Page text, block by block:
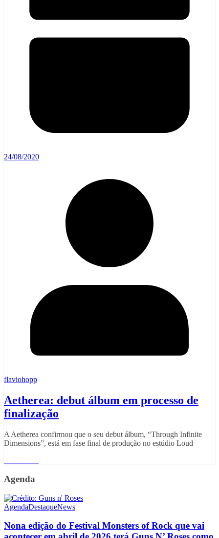
24/08/2020
flaviohopp
Aetherea: debut álbum em processo de
finalização
A Aetherea confirmou que o seu debut álbum, “Through Infinite
Dimensions”, está em fase final de produção no estúdio Loud
Agenda
AgendaDestaqueNews
Nona edição do Festival Monsters of Rock que vai